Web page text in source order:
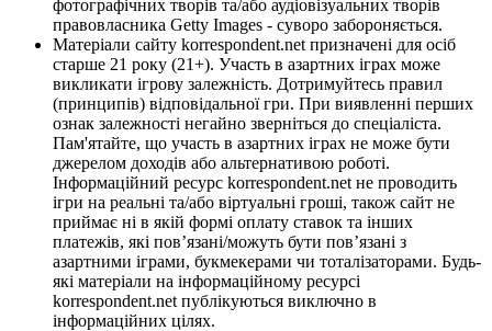
фотографічних творів та/або аудіовізуальних творів
правовласника Getty Images - суворо забороняється.
Матеріали сайту korrespondent.net призначені для осіб
старше 21 року (21+). Участь в азартних іграх може
викликати ігрову залежність. Дотримуйтесь правил
(принципів) відповідальної гри. При виявленні перших
ознак залежності негайно зверніться до спеціаліста.
Пам'ятайте, що участь в азартних іграх не може бути
джерелом доходів або альтернативою роботі.
Інформаційний ресурс korrespondent.net не проводить
ігри на реальні та/або віртуальні гроші, також сайт не
приймає ні в якій формі оплату ставок та інших
платежів, які пов’язані/можуть бути пов’язані з
азартними іграми, букмекерами чи тоталізаторами. Будь-
які матеріали на інформаційному ресурсі
korrespondent.net публікуються виключно в
інформаційних цілях.